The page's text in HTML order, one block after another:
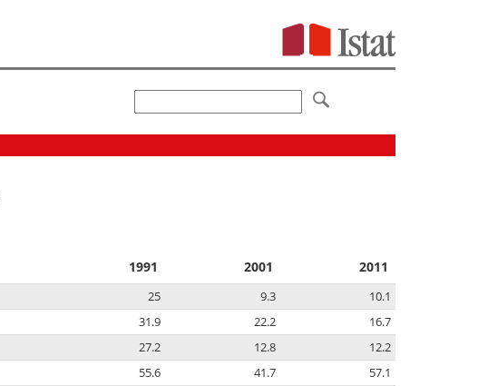
1991 2001 2011
25 9.3
10.1
31.9 22.2
16.7
27.2 12.8
12.2
55.6 41.7 57.1